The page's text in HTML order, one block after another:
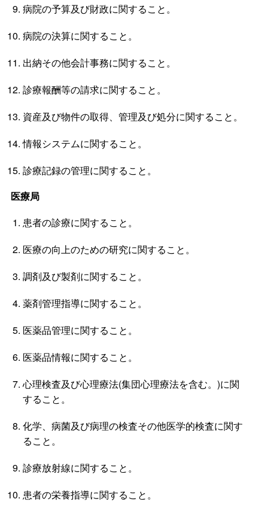
病院の予算及び財政に関すること。
病院の決算に関すること。
出納その他会計事務に関すること。
診療報酬等の請求に関すること。
資産及び物件の取得、管理及び処分に関すること。
情報システムに関すること。
診療記録の管理に関すること。
医療局
患者の診療に関すること。
医療の向上のための研究に関すること。
調剤及び製剤に関すること。
薬剤管理指導に関すること。
医薬品管理に関すること。
医薬品情報に関すること。
心理検査及び心理療法(集団心理療法を含む。)に関
すること。
化学、病菌及び病理の検査その他医学的検査に関す
ること。
診療放射線に関すること。
患者の栄養指導に関すること。